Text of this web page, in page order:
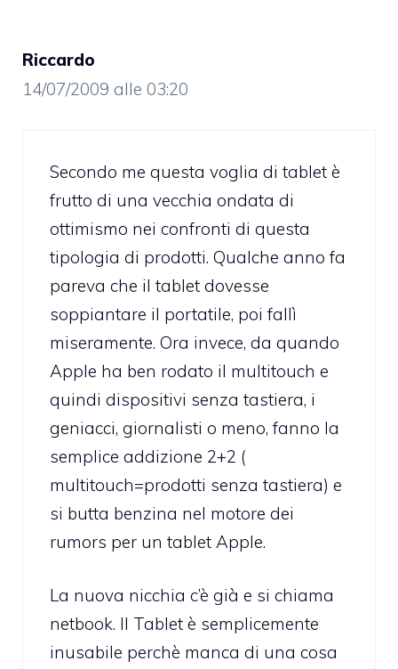
Riccardo
14/07/2009 alle 03:20
Secondo me questa voglia di tablet è
frutto di una vecchia ondata di
ottimismo nei confronti di questa
tipologia di prodotti. Qualche anno fa
pareva che il tablet dovesse
soppiantare il portatile, poi fallì
miseramente. Ora invece, da quando
Apple ha ben rodato il multitouch e
quindi dispositivi senza tastiera, i
geniacci, giornalisti o meno, fanno la
semplice addizione 2+2 (
multitouch=prodotti senza tastiera) e
si butta benzina nel motore dei
rumors per un tablet Apple.
La nuova nicchia c’è già e si chiama
netbook. Il Tablet è semplicemente
inusabile perchè manca di una cosa